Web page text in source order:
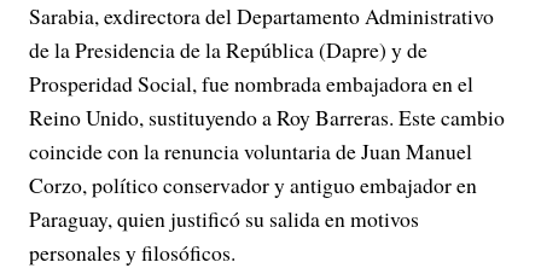
Sarabia, exdirectora del Departamento Administrativo
de la Presidencia de la República (Dapre) y de
Prosperidad Social, fue nombrada embajadora en el
Reino Unido, sustituyendo a Roy Barreras. Este cambio
coincide con la renuncia voluntaria de Juan Manuel
Corzo, político conservador y antiguo embajador en
Paraguay, quien justificó su salida en motivos
personales y filosóficos.